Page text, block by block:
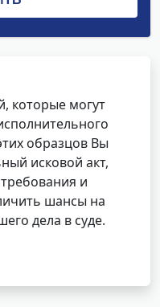
которые могут
образцов Вы
исковой акт,
и
шансы на
дела в суде.